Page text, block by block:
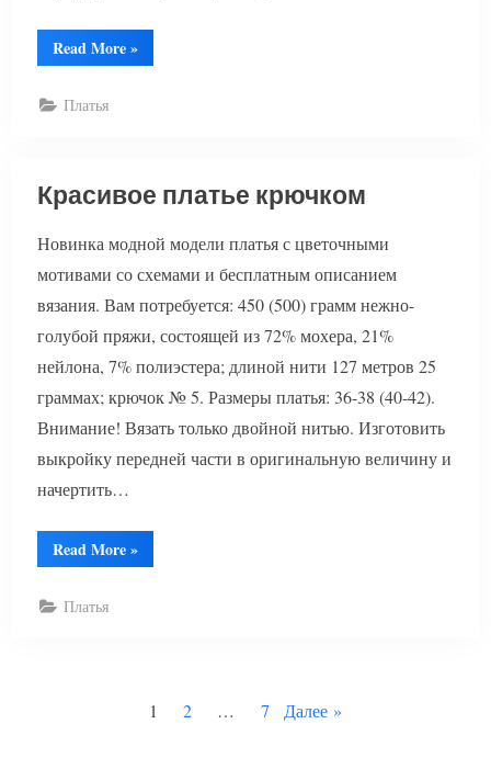
Read More“Платье
красивое
»
Платья
Красивое платье крючком
Новинка модной модели платья с цветочными
мотивами со схемами и бесплатным описанием
вязания. Вам потребуется: 450 (500) грамм нежно-
голубой пряжи, состоящей из 72% мохера, 21%
нейлона, 7% полиэстера; длиной нити 127 метров 25
граммах; крючок № 5. Размеры платья: 36-38 (40-42).
Внимание! Вязать только двойной нитью. Изготовить
выкройку передней части в оригинальную величину и
начертить…
Read More“Красивое
платье
»
Платья
1 2 … 7 Далее